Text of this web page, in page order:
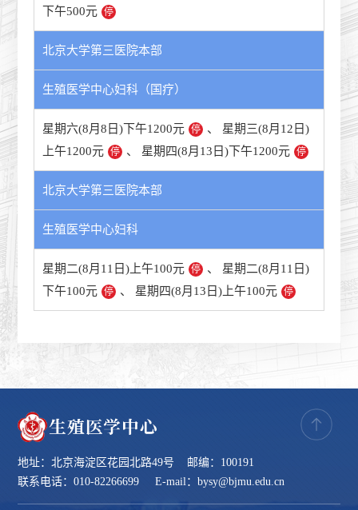
下午500元
停
北京大学第三医院本部
生殖医学中心妇科（国疗）
星期六(8月8日)下午1200元 停 、
星期三(8月12日)
上午1200元
停 、 星期四(8月13日)下午1200元 停
北京大学第三医院本部
生殖医学中心妇科
星期二(8月11日)上午100元 停 、
星期二(8月11日)
下午100元
停 、 星期四(8月13日)上午100元 停
地址：北京海淀区花园北路49号 邮编：100191
联系电话：010-82266699 E-mail：bysy@bjmu.edu.cn